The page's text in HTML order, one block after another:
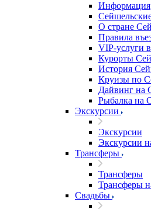
Информация
О стране
Правила
VIP-услуги
Курорты
История
Круизы по
Дайвинг на
Рыбалка на
Экскурсии
Экскурсии
Экскурсии
Трансферы
Трансферы
Трансферы
Свадьбы